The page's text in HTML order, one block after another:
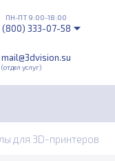
mail@3dvision.su
(отдел услуг)
ПН-ПТ 9:00-18:00
(800) 333-07-58
для 3D-принтеров